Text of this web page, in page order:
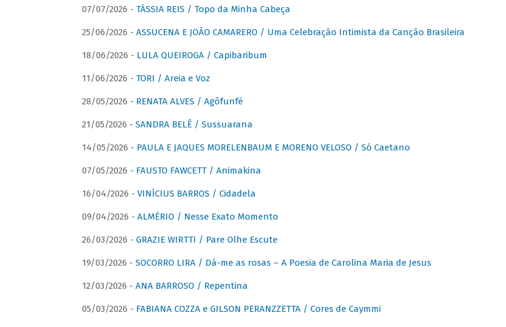
07/07/2026 - TÁSSIA REIS / Topo da Minha Cabeça
25/06/2026 - ASSUCENA E JOÃO CAMARERO / Uma Celebração Intimista da Canção Brasileira
18/06/2026 - LULA QUEIROGA / Capibaribum
11/06/2026 - TORI / Areia e Voz
28/05/2026 - RENATA ALVES / Agôfunfè
21/05/2026 - SANDRA BELÊ / Sussuarana
14/05/2026 - PAULA E JAQUES MORELENBAUM E MORENO VELOSO / Só Caetano
07/05/2026 - FAUSTO FAWCETT / Animakina
16/04/2026 - VINÍCIUS BARROS / Cidadela
09/04/2026 - ALMÉRIO / Nesse Exato Momento
26/03/2026 - GRAZIE WIRTTI / Pare Olhe Escute
19/03/2026 - SOCORRO LIRA / Dá-me as rosas – A Poesia de Carolina Maria de Jesus
12/03/2026 - ANA BARROSO / Repentina
05/03/2026 - FABIANA COZZA e GILSON PERANZZETTA / Cores de Caymmi